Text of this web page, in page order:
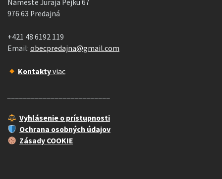
Námeste Juraja Pejku 67
976 63 Predajná
+421 48 6192 119
Email: obecpredajna@gmail.com
Kontaktyviac
Vyhlásenie o prístupnosti
Ochrana osobných údajov
Zásady COOKIE